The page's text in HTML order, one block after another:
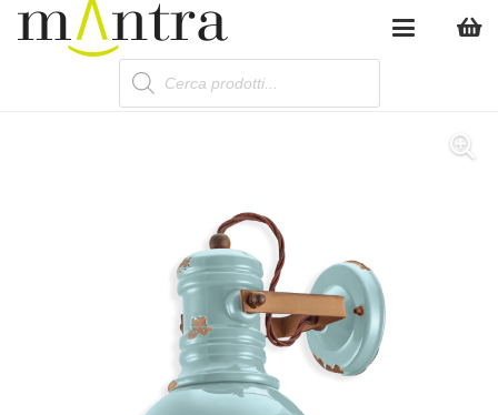
Products
search